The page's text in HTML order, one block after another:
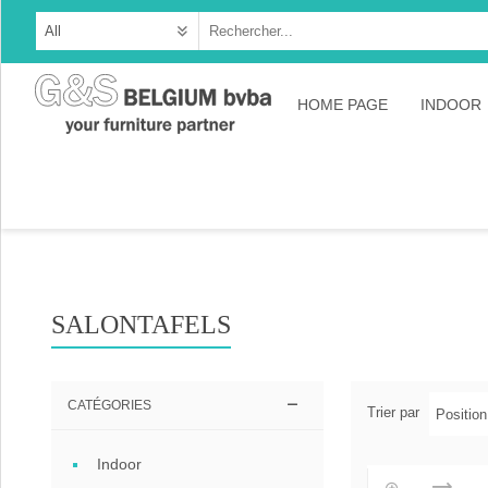
HOME PAGE INDOOR
SALONTAFELS
Trier par
CATÉGORIES
Indoor